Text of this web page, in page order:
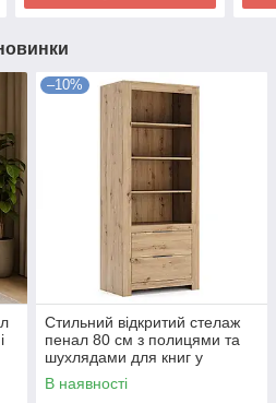
–10%
Стильний відкритий стелаж
пенал 80 см з полицями та
шухлядами для книг у
вітальню зал Томмі Миро-
Марк дуб артизан
В наявності